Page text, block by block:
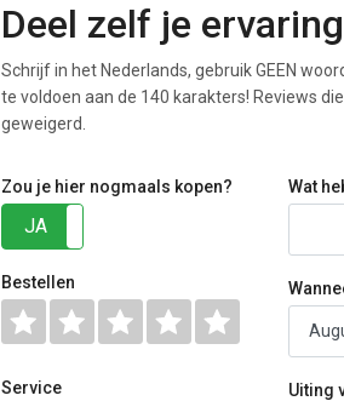
Deel zelf je
Schrijf in het Nederlands, gebruik GEEN
te voldoen aan de 140 karakters! Reviews
geweigerd.
Zou je hier nogmaals kopen?
JA
Bestellen
Service
Wat
Uiting